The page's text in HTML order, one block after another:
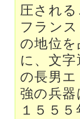
圧される
フラン
の地位
に、文
の長男
強の兵
１５５